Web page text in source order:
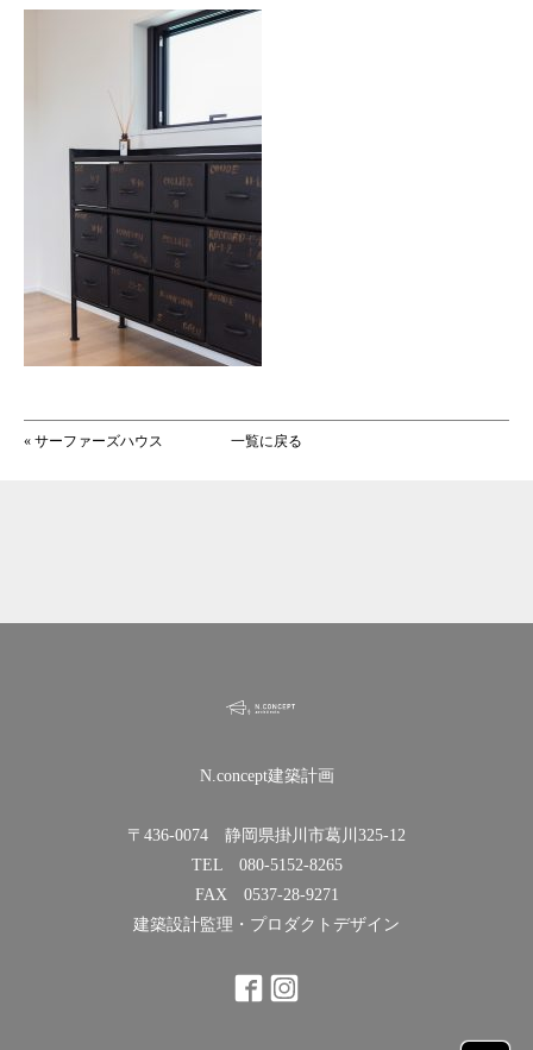
« サーファーズハウス 一覧に戻る
N.concept建築計画
〒436-0074 静岡県掛川市葛川325-12
TEL 080-5152-8265
FAX 0537-28-9271
建築設計監理・プロダクトデザイン